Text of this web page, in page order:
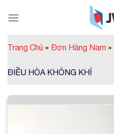
Trang Chủ » Đơn Hàng Nam »
ĐIỀU HÒA KHÔNG KHÍ